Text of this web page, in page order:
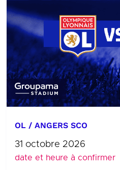
OL / ANGERS SCO
31 octobre 2026
date et heure à confirmer